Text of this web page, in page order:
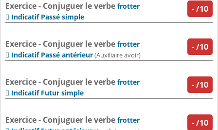
-/10
Exercice - Conjuguer le verbe frotter
 Indicatif Passé simple
-/10
Exercice - Conjuguer le verbe frotter
 Indicatif Passé antérieur(Auxiliaire avoir)
-/10
Exercice - Conjuguer le verbe frotter
 Indicatif Futur simple
-/10
Exercice - Conjuguer le verbe frotter